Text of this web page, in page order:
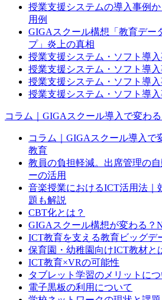
授業支援システムの導入事例
用例
GIGAスクール構想「教育デー
プ」炎上の真相
授業支援システム・ソフト導
授業支援システム・ソフト導
授業支援システム・ソフト導
授業支援システム・ソフト導
コラム｜GIGAスクール導入で変わ
コラム｜GIGAスクール導入で
教育
教員の負担軽減。出席管理の
ーの活用
音楽授業におけるICT活用法｜
題も解説
CBT化とは？
GIGAスクール構想が変わる？
ICT教育を支える教育ビッグデ
保育園・幼稚園向けICT教材と
ICT教育×VRの可能性
タブレット学習のメリットにつ
電子黒板の利用について